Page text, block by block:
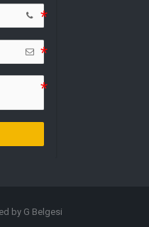
by G Belgesi